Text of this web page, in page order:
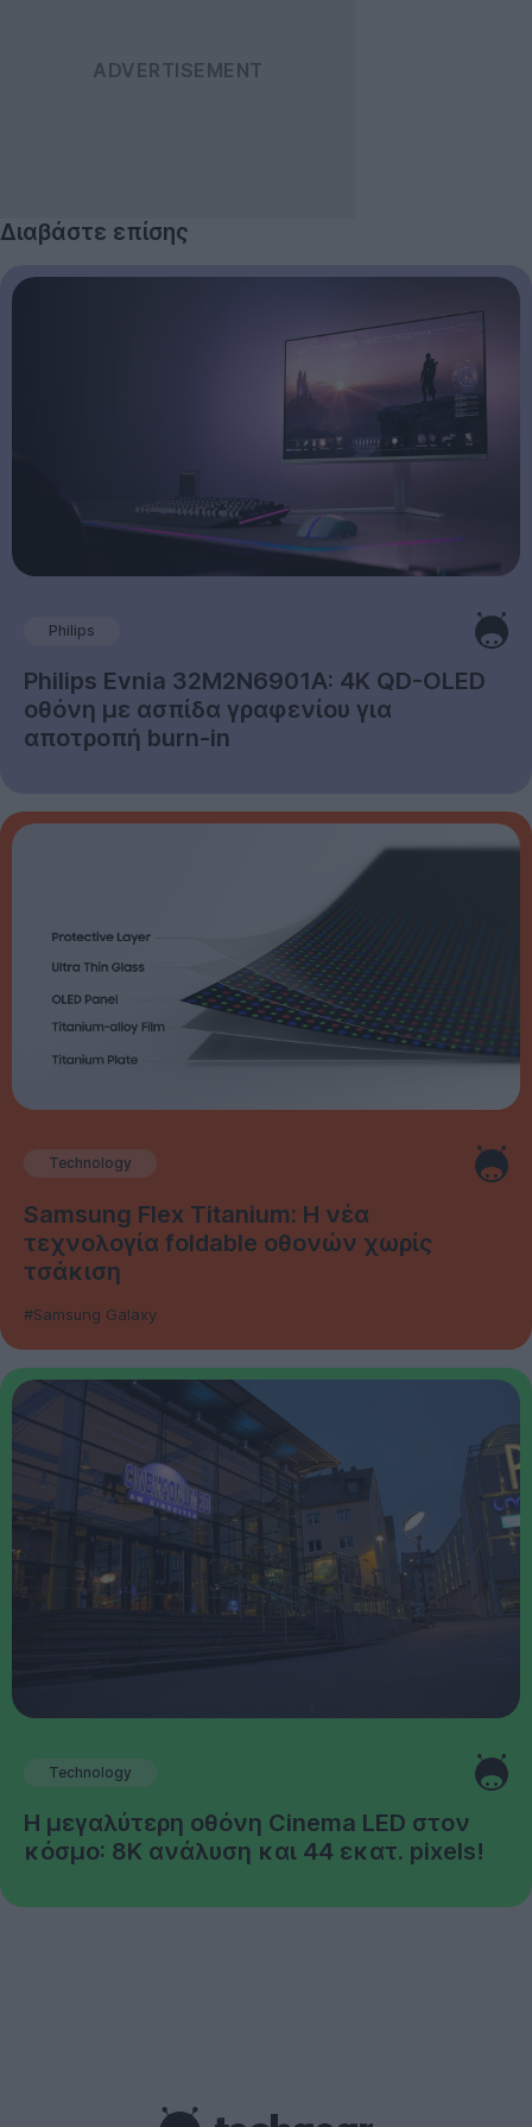
Διαβάστε επίσης
Philips
Philips Evnia 32M2N6901A: 4K QD-OLED
οθόνη με ασπίδα γραφενίου για
αποτροπή burn-in
Technology
Samsung Flex Titanium: Η νέα
τεχνολογία foldable οθονών χωρίς
τσάκιση
#Samsung Galaxy
Technology
Η μεγαλύτερη οθόνη Cinema LED στον
κόσμο: 8K ανάλυση και 44 εκατ. pixels!